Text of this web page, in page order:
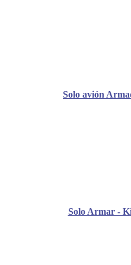
Solo avión
Solo Armar -